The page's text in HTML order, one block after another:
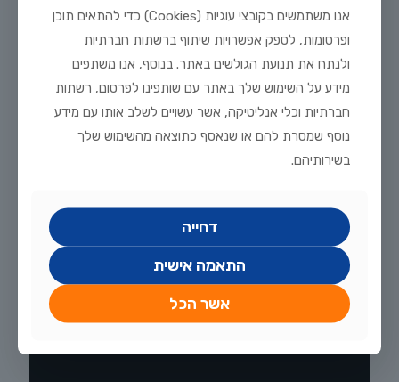
מאי 21, 2025
אקווריום עם פינות מעוגלות – לא עוד מיכל מים, אלא גן עדן קטן
אקווריום עם פינות מעוגלות – לא עוד מיכל מים, אלא גן עדן קטן
לקריאה נוספת
אנו משתמשים בקובצי עוגיות (Cookies) כדי להתאים תוכן
ופרסומות, לספק אפשרויות שיתוף ברשתות חברתיות
ולנתח את תנועת הגולשים באתר. בנוסף, אנו משתפים
מידע על השימוש שלך באתר עם שותפינו לפרסום, רשתות
חברתיות וכלי אנליטיקה, אשר עשויים לשלב אותו עם מידע
נוסף שמסרת להם או שנאסף כתוצאה מהשימוש שלך
בשירותיהם.
דחייה
התאמה אישית
אשר הכל